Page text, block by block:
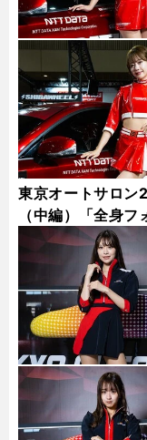
東京オートサロ
（中編）「全身フ